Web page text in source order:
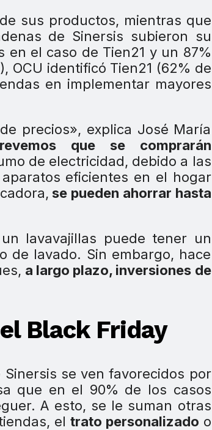
sus productos, mientras que
de Sinersis subieron su
el caso de Tien21 y un 87%
OCU identificó Tien21 (62% de
en implementar mayores
precios», explica José María
que se comprarán
de electricidad, debido a las
eficientes en el hogar
se pueden ahorrar hasta
lavavajillas puede tener un
de lavado. Sin embargo, hace
a largo plazo, inversiones de
Black Friday
se ven favorecidos por
que en el 90% de los casos
A esto, se le suman otras
el trato personalizado o